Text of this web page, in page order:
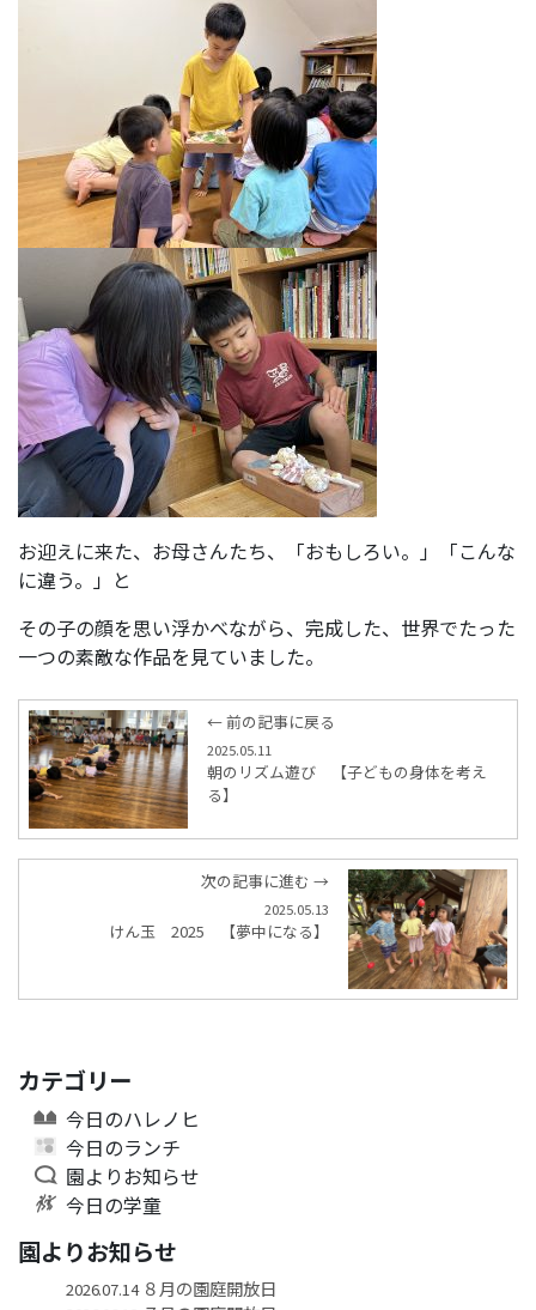
お迎えに来た、お母さんたち、「おもしろい。」「こんな
に違う。」と
その子の顔を思い浮かべながら、完成した、世界でたった
一つの素敵な作品を見ていました。
← 前の記事に戻る
2025.05.11
朝のリズム遊び 【子どもの身体を考え
る】
次の記事に進む →
2025.05.13
けん玉 2025 【夢中になる】
カテゴリー
今日のハレノヒ
今日のランチ
園よりお知らせ
今日の学童
園よりお知らせ
2026.07.14８月の園庭開放日